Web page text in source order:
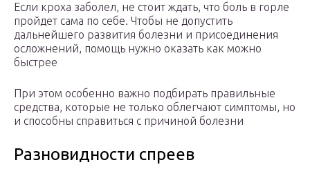
Если кроха заболел, не стоит ждать, что боль в горле
пройдет сама по себе. Чтобы не допустить
дальнейшего развития болезни и присоединения
осложнений, помощь нужно оказать как можно
быстрее
При этом особенно важно подбирать правильные
средства, которые не только облегчают симптомы, но
и способны справиться с причиной болезни
Разновидности спреев